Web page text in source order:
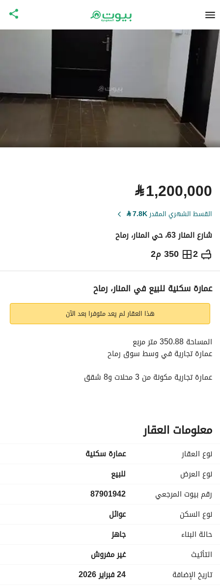
⃁1,200,000
القسط الشهري المقدر7.8K
⃁
شارع المنار 63، حي المنار، رماح
2 350 م2 ⃁
1,200,000
التفاصيل معلومات ترخيص الإعلان
عمارة سكنية للبيع في المنار، رماح
هذا العقار لم يعد متوفرا بعد الآن
المساحة 350.88 متر مربع
عمارة تجارية في وسط سوق رماح
عمارة تجارية مكونة من 3 محلات و8 شقق
معلومات العقار
نوع العقار
عمارة سكنية
نوع العرض
للبيع
رقم بيوت المرجعي
87901942
نوع السكن
عوائل
حالة البناء
جاهز
التأثيث
غير مفروش
تاريخ الإضافة
24 فبراير 2026